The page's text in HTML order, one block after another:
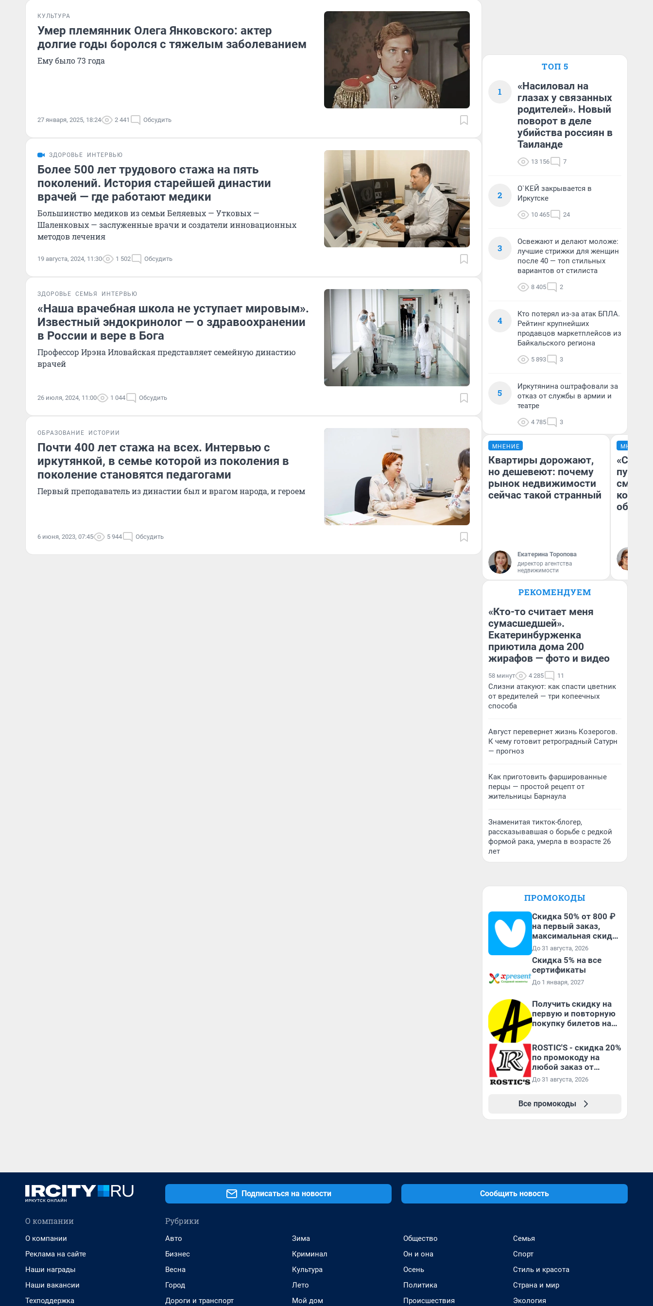
КУЛЬТУРА
Умер племянник Олега Янковского: актер
долгие годы боролся с тяжелым заболеванием
Ему было 73 года
27 января, 2025, 18:24 2 441 Обсудить
ЗДОРОВЬЕ ИНТЕРВЬЮ
Более 500 лет трудового стажа на пять
поколений. История старейшей династии
врачей — где работают медики
Большинство медиков из семьи Беляевых — Утковых —
Шаленковых — заслуженные врачи и создатели инновационных
методов лечения
19 августа, 2024, 11:30 1 502 Обсудить
ЗДОРОВЬЕ СЕМЬЯ ИНТЕРВЬЮ
«Наша врачебная школа не уступает мировым».
Известный эндокринолог — о здравоохранении
в России и вере в Бога
Профессор Ирэна Иловайская представляет семейную династию
врачей
26 июля, 2024, 11:00 1 044 Обсудить
ОБРАЗОВАНИЕ ИСТОРИИ
Почти 400 лет стажа на всех. Интервью с
иркутянкой, в семье которой из поколения в
поколение становятся педагогами
Первый преподаватель из династии был и врагом народа, и героем
6 июня, 2023, 07:45 5 944 Обсудить
ТОП 5
1
«Насиловал на
глазах у связанных
родителей». Новый
поворот в деле
убийства россиян в
Таиланде
13 156 7
2
О`КЕЙ закрывается в
Иркутске
10 465 24
3
Освежают и делают моложе:
лучшие стрижки для женщин
после 40 — топ стильных
вариантов от стилиста
8 405 2
4
Кто потерял из-за атак БПЛА.
Рейтинг крупнейших
продавцов маркетплейсов из
Байкальского региона
5 893 3
5
Иркутянина оштрафовали за
отказ от службы в армии и
театре
4 785 3
МНЕНИЕ
Квартиры дорожают,
но дешевеют: почему
рынок недвижимости
сейчас такой странный
Екатерина Торопова
директор агентства
недвижимости
МНЕНИЕ
РЕКОМЕНДУЕМ
«Кто-то считает меня
сумасшедшей».
Екатеринбурженка
приютила дома 200
жирафов — фото и видео
58 минут 4 285 11
Слизни атакуют: как спасти цветник
от вредителей — три копеечных
способа
Август перевернет жизнь Козерогов.
К чему готовит ретроградный Сатурн
— прогноз
Как приготовить фаршированные
перцы — простой рецепт от
жительницы Барнаула
Знаменитая тикток-блогер,
рассказывавшая о борьбе с редкой
формой рака, умерла в возрасте 26
лет
ПРОМОКОДЫ
Скидка 50% от 800 ₽
на первый заказ,
максимальная скидка
600 ₽
До 31 августа, 2026
Скидка 5% на все
сертификаты
До 1 января, 2027
Получить скидку на
первую и повторную
покупку билетов на
ROSTIC'S - скидка 20%
по промокоду на
любой заказ от
3199₽!
До 31 августа, 2026
Все промокоды
Подписаться на новости Сообщить новость
О компании
О компании
Реклама на сайте
Наши награды
Наши вакансии
Техподдержка
Рубрики
Авто
Бизнес
Весна
Город
Дороги и транспорт
Зима
Криминал
Культура
Лето
Мой дом
Общество
Он и она
Осень
Политика
Происшествия
Семья
Спорт
Стиль и красота
Страна и мир
Экология